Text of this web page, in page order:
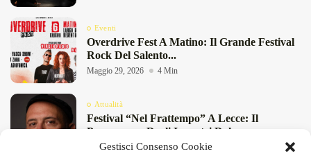
Gestisci Consenso Cookie
Eventi
Overdrive Fest A Matino: Il Grande Festival
Rock Del Salento...
Maggio 29, 2026 4 Min
Attualità
Festival “Nel Frattempo” A Lecce: Il
Programma Degli Incontri Dal...
Maggio 27, 2026 11 Min